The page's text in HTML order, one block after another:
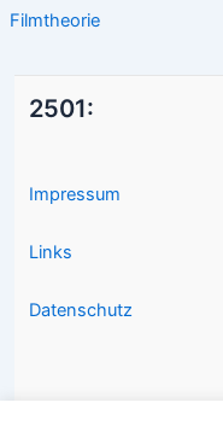
Filmtheorie
2501:
Impressum
Links
Datenschutz